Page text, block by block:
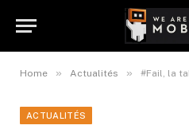
Home » Actualités » #Fail, la
ACTUALITÉS